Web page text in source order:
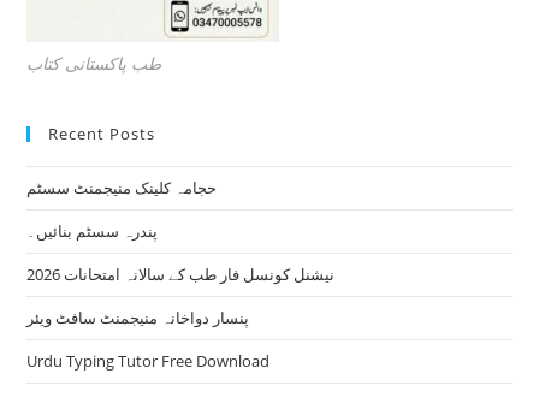
طب پاکستانی کتاب
Recent Posts
حجامہ کلینک منیجمنٹ سسٹم
پندرہ سسٹم بنائیں۔
نیشنل کونسل فار طب کے سالانہ امتحانات 2026
پنسار دواخانہ منیجمنٹ سافٹ ویئر
Urdu Typing Tutor Free Download